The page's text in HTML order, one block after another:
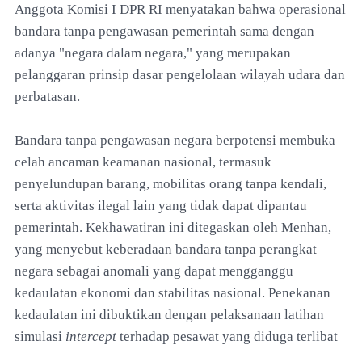
Anggota Komisi I DPR RI menyatakan bahwa operasional
bandara tanpa pengawasan pemerintah sama dengan
adanya "negara dalam negara," yang merupakan
pelanggaran prinsip dasar pengelolaan wilayah udara dan
perbatasan.
Bandara tanpa pengawasan negara berpotensi membuka
celah ancaman keamanan nasional, termasuk
penyelundupan barang, mobilitas orang tanpa kendali,
serta aktivitas ilegal lain yang tidak dapat dipantau
pemerintah. Kekhawatiran ini ditegaskan oleh Menhan,
yang menyebut keberadaan bandara tanpa perangkat
negara sebagai anomali yang dapat mengganggu
kedaulatan ekonomi dan stabilitas nasional. Penekanan
kedaulatan ini dibuktikan dengan pelaksanaan latihan
simulasi intercept terhadap pesawat yang diduga terlibat